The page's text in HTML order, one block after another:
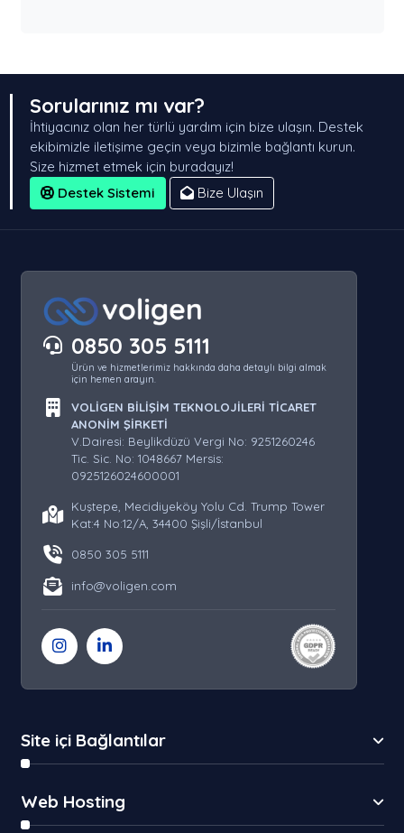
Sorularınız mı var?
İhtiyacınız olan her türlü yardım için bize ulaşın. Destek
ekibimizle iletişime geçin veya bizimle bağlantı kurun.
Size hizmet etmek için buradayız!
Destek Sistemi
Bize Ulaşın
0850 305 5111
Ürün ve hizmetlerimiz hakkında daha detaylı bilgi almak
için hemen arayın.
VOLİGEN BİLİŞİM TEKNOLOJİLERİ TİCARET
ANONİM ŞİRKETİ
V.Dairesi: Beylikdüzü Vergi No: 9251260246
Tic. Sic. No: 1048667 Mersis:
0925126024600001
Kuştepe, Mecidiyeköy Yolu Cd. Trump Tower
Kat:4 No:12/A, 34400 Şişli/İstanbul
0850 305 5111
info@voligen.com
Site içi Bağlantılar
Web Hosting